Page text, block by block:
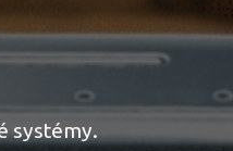
systémy.